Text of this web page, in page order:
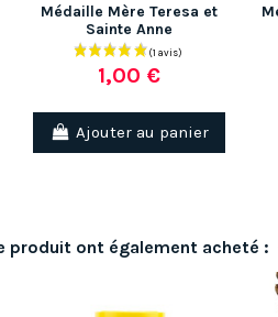
Médaille Mère Teresa et
Sainte Anne
1,00 €
Ajouter au panier
produit ont également acheté :